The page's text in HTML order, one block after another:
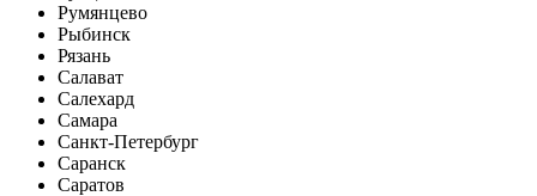
Румянцево
Рыбинск
Рязань
Салават
Салехард
Самара
Санкт-Петербург
Саранск
Саратов